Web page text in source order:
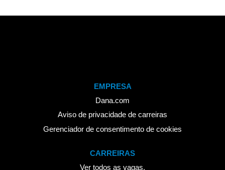
EMPRESA
Dana.com
Aviso de privacidade de carreiras
Gerenciador de consentimento de cookies
CARREIRAS
Ver todos as vagas.